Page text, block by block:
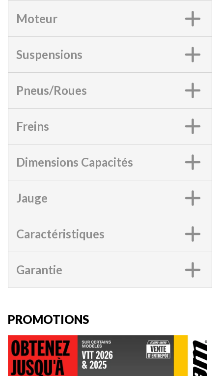
Moteur
Suspensions
Pneus/Roues
Freins
Dimensions Capacités
Jauge
Caractéristiques
Garantie
PROMOTIONS